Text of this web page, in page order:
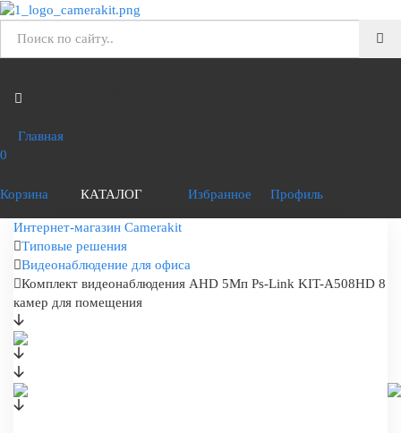
Главная
0
Корзина КАТАЛОГ Избранное Профиль
Интернет-магазин Camerakit
Типовые решения
Видеонаблюдение для офиса
Комплект видеонаблюдения AHD 5Мп Ps-Link KIT-A508HD 8
камер для помещения